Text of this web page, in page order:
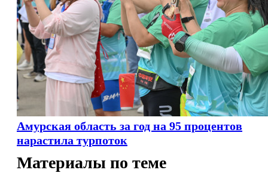
Амурская область за год на 95 процентов
нарастила турпоток
Материалы по теме